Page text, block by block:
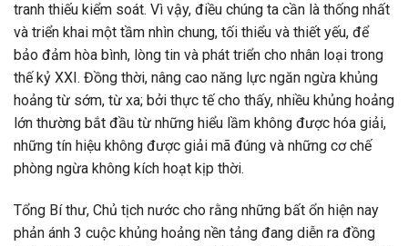
tranh thiếu kiểm soát. Vì vậy, điều chúng ta cần là thống nhất
và triển khai một tầm nhìn chung, tối thiểu và thiết yếu, để
bảo đảm hòa bình, lòng tin và phát triển cho nhân loại trong
thế kỷ XXI. Đồng thời, nâng cao năng lực ngăn ngừa khủng
hoảng từ sớm, từ xa; bởi thực tế cho thấy, nhiều khủng hoảng
lớn thường bắt đầu từ những hiểu lầm không được hóa giải,
những tín hiệu không được giải mã đúng và những cơ chế
phòng ngừa không kích hoạt kịp thời.
Tổng Bí thư, Chủ tịch nước cho rằng những bất ổn hiện nay
phản ánh 3 cuộc khủng hoảng nền tảng đang diễn ra đồng